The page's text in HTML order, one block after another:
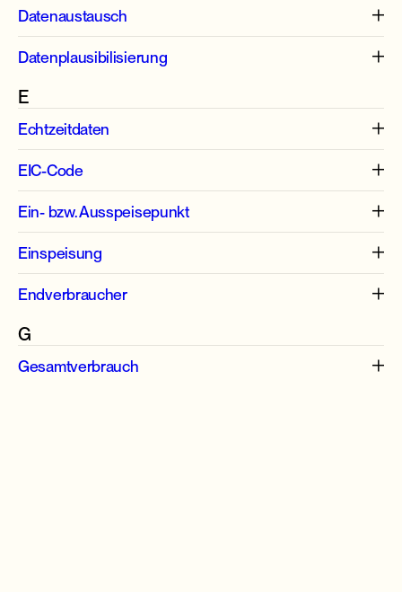
Datenaustausch
Datenplausibilisierung
E
Echtzeitdaten
EIC-Code
Ein- bzw. Ausspeisepunkt
Einspeisung
Endverbraucher
G
Gesamtverbrauch